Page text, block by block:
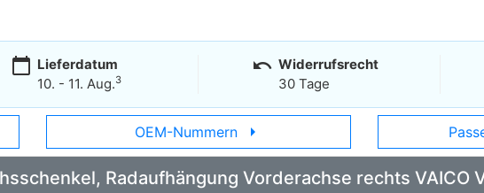
calendar_today Lieferdatum
10. - 11. Aug.3
undo Widerrufsrecht
30 Tage
OEM-Nummern arrow_right
Radaufhängung Vorderachse rechts VAICO